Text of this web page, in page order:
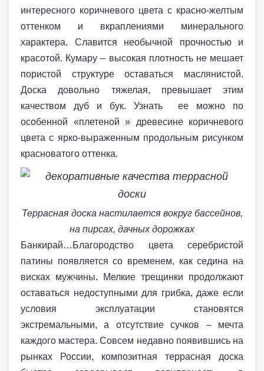
интересного коричневого цвета с красно-желтым
оттенком и вкраплениями минерального
характера. Славится необычной прочностью и
красотой. Кумару – высокая плотность не мешает
пористой структуре оставаться маслянистой.
Доска довольно тяжелая, превышает этим
качеством дуб и бук. Узнать ее можно по
особенной «плетеной » древесине коричневого
цвета с ярко-выраженным продольным рисунком
красноватого оттенка.
Террасная доска настилается вокруг бассейнов,
на пирсах, дачных дорожках
Банкирай…Благородство цвета серебристой
патины появляется со временем, как седина на
висках мужчины. Мелкие трещинки продолжают
оставаться недоступными для грибка, даже если
условия эксплуатации становятся
экстремальными, а отсутствие сучков – мечта
каждого мастера. Совсем недавно появившись на
рынках России, композитная террасная доска